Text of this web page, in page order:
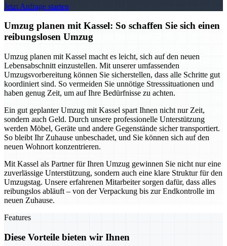
Jetzt Anfrage starten
Umzug planen mit Kassel: So schaffen Sie sich einen
reibungslosen Umzug
Umzug planen mit Kassel macht es leicht, sich auf den neuen
Lebensabschnitt einzustellen. Mit unserer umfassenden
Umzugsvorbereitung können Sie sicherstellen, dass alle Schritte gut
koordiniert sind. So vermeiden Sie unnötige Stresssituationen und
haben genug Zeit, um auf Ihre Bedürfnisse zu achten.
Ein gut geplanter Umzug mit Kassel spart Ihnen nicht nur Zeit,
sondern auch Geld. Durch unsere professionelle Unterstützung
werden Möbel, Geräte und andere Gegenstände sicher transportiert.
So bleibt Ihr Zuhause unbeschadet, und Sie können sich auf den
neuen Wohnort konzentrieren.
Mit Kassel als Partner für Ihren Umzug gewinnen Sie nicht nur eine
zuverlässige Unterstützung, sondern auch eine klare Struktur für den
Umzugstag. Unsere erfahrenen Mitarbeiter sorgen dafür, dass alles
reibungslos abläuft – von der Verpackung bis zur Endkontrolle im
neuen Zuhause.
Features
Diese Vorteile bieten wir Ihnen